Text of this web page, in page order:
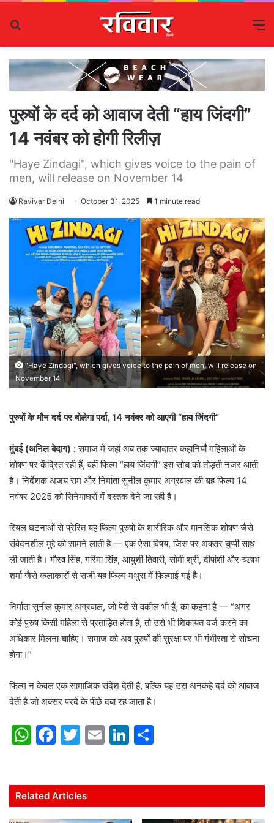
पुरुषों के दर्द को आवाज देती “हाय जिंदगी”
14 नवंबर को होगी रिलीज़
"Haye Zindagi", which gives voice to the pain of
men, will release on November 14
Ravivar Delhi October 31, 2025 1 minute read
"Haye Zindagi", which gives voice to the pain of men, will release on
November 14
पुरुषों के मौन दर्द पर बोलेगा पर्दा, 14 नवंबर को आएगी “हाय जिंदगी”
मुंबई (अनिल बेदाग) : समाज में जहां अब तक ज्यादातर कहानियाँ महिलाओं के
शोषण पर केंद्रित रही हैं, वहीं फिल्म “हाय जिंदगी” इस सोच को तोड़ती नजर आती
है। निर्देशक अजय राम और निर्माता सुनील कुमार अग्रवाल की यह फिल्म 14
नवंबर 2025 को सिनेमाघरों में दस्तक देने जा रही है।
रियल घटनाओं से प्रेरित यह फिल्म पुरुषों के शारीरिक और मानसिक शोषण जैसे
संवेदनशील मुद्दे को सामने लाती है — एक ऐसा विषय, जिस पर अक्सर चुप्पी साध
ली जाती है। गौरव सिंह, गरिमा सिंह, आयुशी तिवारी, सोमी श्री, दीपांशी और ऋषभ
शर्मा जैसे कलाकारों से सजी यह फिल्म मथुरा में फिल्माई गई है।
निर्माता सुनील कुमार अग्रवाल, जो पेशे से वकील भी हैं, का कहना है — “अगर
कोई पुरुष किसी महिला से प्रताड़ित होता है, तो उसे भी शिकायत दर्ज करने का
अधिकार मिलना चाहिए। समाज को अब पुरुषों की सुरक्षा पर भी गंभीरता से सोचना
होगा।”
फिल्म न केवल एक सामाजिक संदेश देती है, बल्कि यह उस अनकहे दर्द को आवाज
देती है जो अक्सर परदे के पीछे दबा रह जाता है।
W
s
A
F
e
b
T
er
E
Li
dI
Related Articles